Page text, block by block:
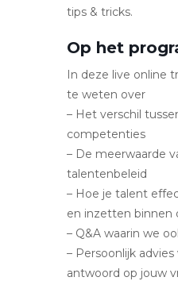
tips & tricks.
Op het
In deze live online
te weten over
– Het verschil
competenties
– De meerwaarde
talentenbeleid
– Hoe je talent
en inzetten binnen
– Q&A waarin we
– Persoonlijk
antwoord op jouw